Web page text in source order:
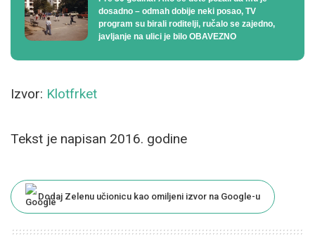
dosadno – odmah dobije neki posao, TV
program su birali roditelji, ručalo se zajedno,
javljanje na ulici je bilo OBAVEZNO
Izvor: Klotfrket
Tekst je napisan 2016. godine
Dodaj Zelenu učionicu kao omiljeni izvor na Google-u